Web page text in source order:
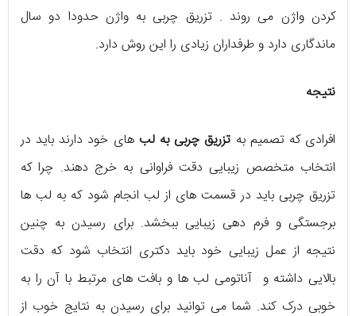
کردن واژن می روند . تزریق چربی به واژن حدودا دو سال
ماندگاری دارد و طرفداران زیادی را این روش دارد.
نتیجه
افرادی که تصمیم به تزریق چربی به لب های خود دارند باید در
انتخاب متخصص زیبایی دقت فراوانی به خرج دهند‌. چرا که
تزریق چربی باید در قسمت های از لب انجام شود که به لب ها
برجستگی و فرم دهی زیبایی ببخشد. برای رسیدن به چنین
نتیجه از عمل زیبایی خود باید دکتری انتخاب شود که دقت
بالایی داشته و آناتومی لب ها و بافت های مرتبط با آن را به
خوبی درک کند. شما می توانید برای رسیدن به نتایج خوب از